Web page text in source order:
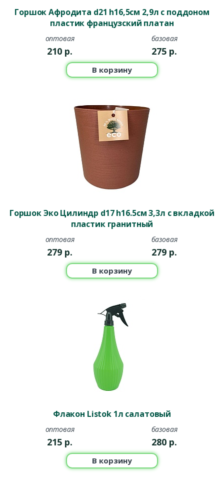
Горшок Афродита d21 h16,5см 2,9л с поддоном
пластик французский платан
оптовая
210 р.
базовая
275 р.
В корзину
Горшок Эко Цилиндр d17 h16.5см 3,3л с вкладкой
пластик гранитный
оптовая
279 р.
базовая
279 р.
В корзину
Флакон Listok 1л салатовый
оптовая
215 р.
базовая
280 р.
В корзину